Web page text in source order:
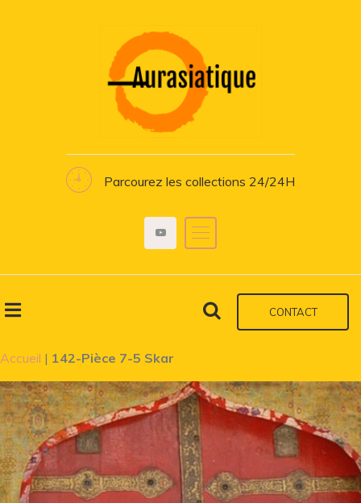
Parcourez les collections 24/24H
CONTACT
Accueil | 142-Pièce 7-5 Skar